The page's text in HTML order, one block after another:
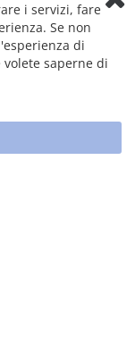
i servizi, fare
Se non
di
saperne di